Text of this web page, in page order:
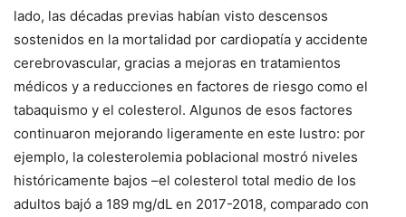
lado, las décadas previas habían visto descensos
sostenidos en la mortalidad por cardiopatía y accidente
cerebrovascular, gracias a mejoras en tratamientos
médicos y a reducciones en factores de riesgo como el
tabaquismo y el colesterol. Algunos de esos factores
continuaron mejorando ligeramente en este lustro: por
ejemplo, la colesterolemia poblacional mostró niveles
históricamente bajos –el colesterol total medio de los
adultos bajó a 189 mg/dL en 2017-2018, comparado con